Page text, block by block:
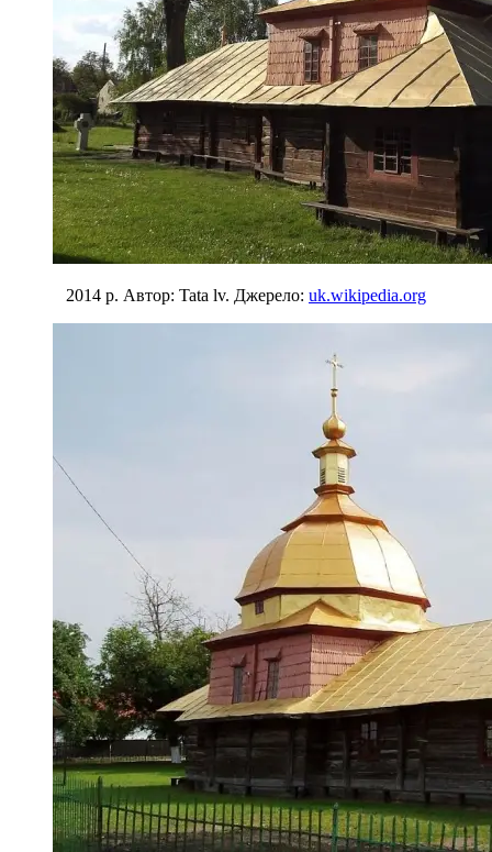
2014 р. Автор: Tata lv. Джерело: uk.wikipedia.org